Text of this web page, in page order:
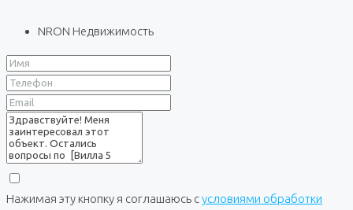
NRON Недвижимость
Нажимая эту кнопку я соглашаюсь сусловиями обработки